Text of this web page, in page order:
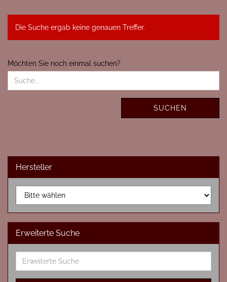
Die Suche ergab keine genauen Treffer.
MÖCHTEN
SIE
NOCH
Möchten Sie noch einmal suchen?
SUCHEN
Hersteller
Erweiterte Suche
Erweiterte
Suche